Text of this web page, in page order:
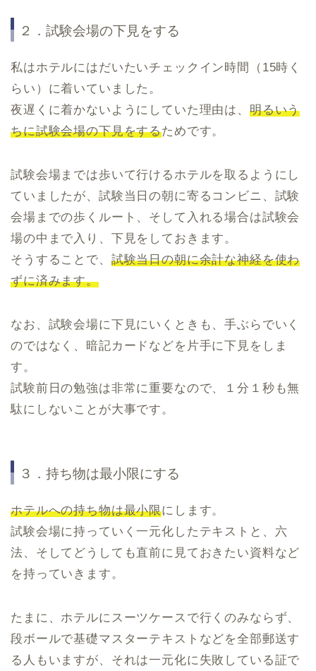
２．試験会場の下見をする
私はホテルにはだいたいチェックイン時間（15時く
らい）に着いていました。
夜遅くに着かないようにしていた理由は、 明るいう
ちに試験会場の下見をするためです。
試験会場までは歩いて行けるホテルを取るようにし
ていましたが、試験当日の朝に寄るコンビニ、試験
会場までの歩くルート、そして入れる場合は試験会
場の中まで入り、下見をしておきます。
そうすることで、 試験当日の朝に余計な神経を使わ
ずに済みます。
なお、試験会場に下見にいくときも、手ぶらでいく
のではなく、暗記カードなどを片手に下見をしま
す。
試験前日の勉強は非常に重要なので、１分１秒も無
駄にしないことが大事です。
３．持ち物は最小限にする
ホテルへの持ち物は最小限にします。
試験会場に持っていく一元化したテキストと、六
法、そしてどうしても直前に見ておきたい資料など
を持っていきます。
たまに、ホテルにスーツケースで行くのみならず、
段ボールで基礎マスターテキストなどを全部郵送す
る人もいますが、それは一元化に失敗している証で